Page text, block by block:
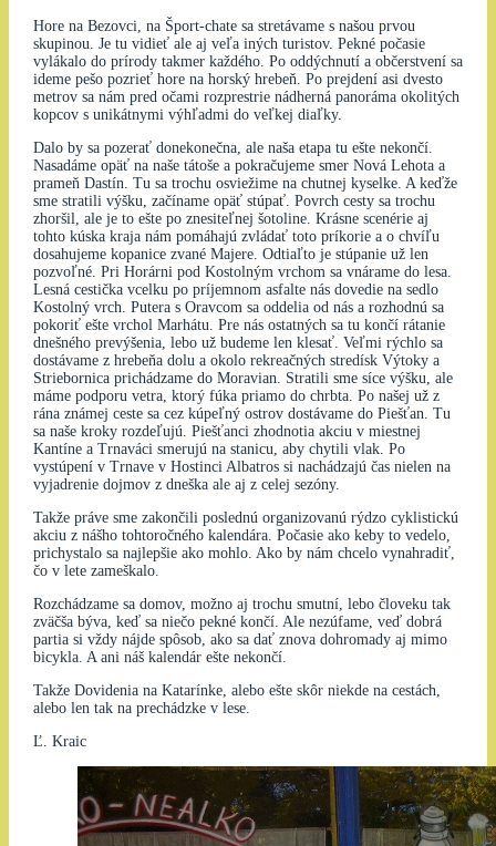
Hore na Bezovci, na Šport-chate sa stretávame s našou prvou
skupinou. Je tu vidieť ale aj veľa iných turistov. Pekné počasie
vylákalo do prírody takmer každého. Po oddýchnutí a občerstvení sa
ideme pešo pozrieť hore na horský hrebeň. Po prejdení asi dvesto
metrov sa nám pred očami rozprestrie nádherná panoráma okolitých
kopcov s unikátnymi výhľadmi do veľkej diaľky.
Dalo by sa pozerať donekonečna, ale naša etapa tu ešte nekončí.
Nasadáme opäť na naše tátoše a pokračujeme smer Nová Lehota a
prameň Dastín. Tu sa trochu osviežime na chutnej kyselke. A keďže
sme stratili výšku, začíname opäť stúpať. Povrch cesty sa trochu
zhoršil, ale je to ešte po znesiteľnej šotoline. Krásne scenérie aj
tohto kúska kraja nám pomáhajú zvládať toto príkorie a o chvíľu
dosahujeme kopanice zvané Majere. Odtiaľto je stúpanie už len
pozvoľné. Pri Horárni pod Kostolným vrchom sa vnárame do lesa.
Lesná cestička vcelku po príjemnom asfalte nás dovedie na sedlo
Kostolný vrch. Putera s Oravcom sa oddelia od nás a rozhodnú sa
pokoriť ešte vrchol Marhátu. Pre nás ostatných sa tu končí rátanie
dnešného prevýšenia, lebo už budeme len klesať. Veľmi rýchlo sa
dostávame z hrebeňa dolu a okolo rekreačných stredísk Výtoky a
Striebornica prichádzame do Moravian. Stratili sme síce výšku, ale
máme podporu vetra, ktorý fúka priamo do chrbta. Po našej už z
rána známej ceste sa cez kúpeľný ostrov dostávame do Piešťan. Tu
sa naše kroky rozdeľujú. Piešťanci zhodnotia akciu v miestnej
Kantíne a Trnaváci smerujú na stanicu, aby chytili vlak. Po
vystúpení v Trnave v Hostinci Albatros si nachádzajú čas nielen na
vyjadrenie dojmov z dneška ale aj z celej sezóny.
Takže práve sme zakončili poslednú organizovanú rýdzo cyklistickú
akciu z nášho tohtoročného kalendára. Počasie ako keby to vedelo,
prichystalo sa najlepšie ako mohlo. Ako by nám chcelo vynahradiť,
čo v lete zameškalo.
Rozchádzame sa domov, možno aj trochu smutní, lebo človeku tak
zväčša býva, keď sa niečo pekné končí. Ale nezúfame, veď dobrá
partia si vždy nájde spôsob, ako sa dať znova dohromady aj mimo
bicykla. A ani náš kalendár ešte nekončí.
Takže Dovidenia na Katarínke, alebo ešte skôr niekde na cestách,
alebo len tak na prechádzke v lese.
Ľ. Kraic